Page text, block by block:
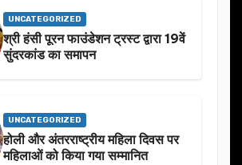
UNCATEGORIZED
श्री हंसी पूरन फाउंडेशन ट्रस्ट द्वारा 19वें
सुंदरकांड का समापन
UNCATEGORIZED
होली और अंतरराष्ट्रीय महिला दिवस पर
महिलाओं को किया गया सम्मानित